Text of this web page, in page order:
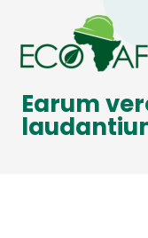
content
Earum